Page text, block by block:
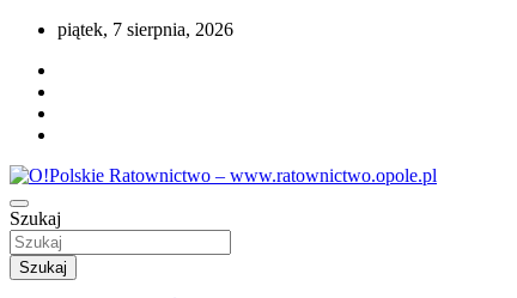
Przejdź
treści
piątek, 7 sierpnia, 2026
O!Polskie Ratownictwo –
Portal opolskiego i polskiego ratownictwa.
Szukaj
Szukaj